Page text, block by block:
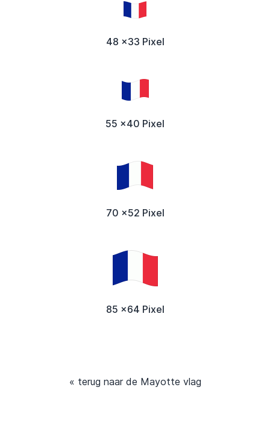
48 x33 Pixel
55 x40 Pixel
70 x52 Pixel
85 x64 Pixel
« terug naar de Mayotte vlag